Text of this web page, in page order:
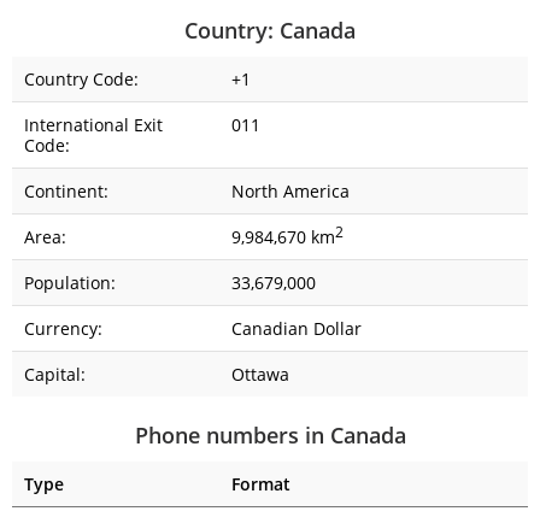
Country: Canada
Country Code:
+1
International Exit
Code:
011
Continent:
North America
Area:
9,984,670 km2
Population:
33,679,000
Currency:
Canadian Dollar
Capital:
Ottawa
Phone numbers in Canada
Type
Format